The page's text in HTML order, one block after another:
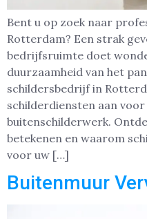
Bent u op zoek naar
Rotterdam? Een strak
bedrijfsruimte doet
duurzaamheid van het
schildersbedrijf in
schilderdiensten aan
buitenschilderwerk.
betekenen en waarom
voor uw […]
Buitenmuur